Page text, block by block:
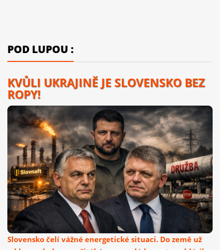
POD LUPOU :
KVŮLI UKRAJINĚ JE SLOVENSKO BEZ
ROPY!
Slovensko čelí vážné energetické situaci. Do země už